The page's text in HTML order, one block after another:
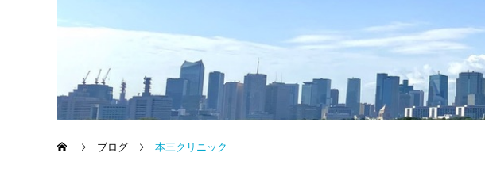
ブログ 本三クリニック